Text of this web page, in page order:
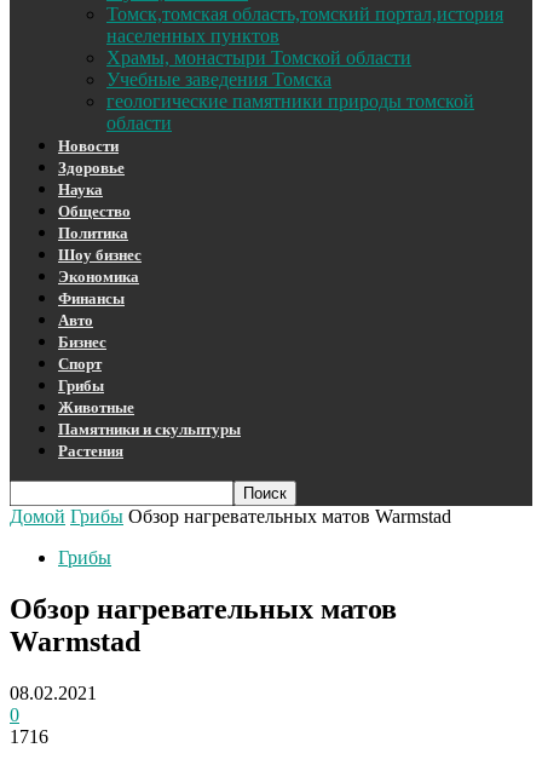
Томск,томская область,томский портал,история
населенных пунктов
Храмы, монастыри Томской области
Учебные заведения Томска
геологические памятники природы томской
области
Новости
Здоровье
Наука
Общество
Политика
Шоу бизнес
Экономика
Финансы
Авто
Бизнес
Спорт
Грибы
Животные
Памятники и скульптуры
Растения
Домой Грибы Обзор нагревательных матов Warmstad
Грибы
Обзор нагревательных матов
Warmstad
08.02.2021
0
1716